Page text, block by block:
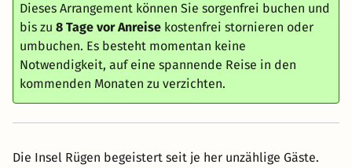
Dieses Arrangement können Sie sorgenfrei buchen und
bis zu 8 Tage vor Anreise kostenfrei stornieren oder
umbuchen. Es besteht momentan keine
Notwendigkeit, auf eine spannende Reise in den
kommenden Monaten zu verzichten.
Die Insel Rügen begeistert seit je her unzählige Gäste.